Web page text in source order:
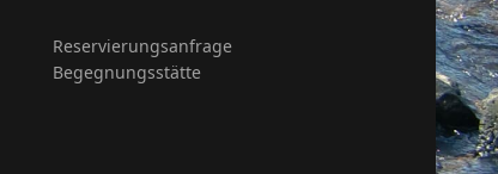
Reservierungsanfrage
Begegnungsstätte